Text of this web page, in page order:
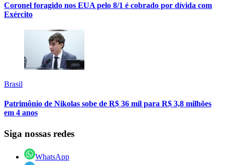
Coronel foragido nos EUA pelo 8/1 é cobrado por dívida com
Exército
Brasil
Patrimônio de Nikolas sobe de R$ 36 mil para R$ 3,8 milhões
em 4 anos
Siga nossas redes
WhatsApp